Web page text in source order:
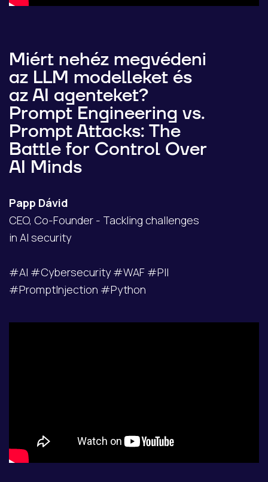
Miért nehéz megvédeni
az LLM modelleket és
az AI agenteket?
Prompt Engineering vs.
Prompt Attacks: The
Battle for Control Over
AI Minds
Papp Dávid
CEO, Co-Founder - Tackling challenges
in AI security
#AI #Cybersecurity #WAF #PII
#PromptInjection #Python